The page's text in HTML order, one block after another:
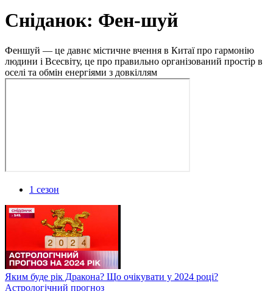
Сніданок: Фен-шуй
Феншуй — це давнє містичне вчення в Китаї про гармонію
людини і Всесвіту, це про правильно організований простір в
оселі та обмін енергіями з довкіллям
1 сезон
Яким буде рік Дракона? Що очікувати у 2024 році?
Астрологічний прогноз